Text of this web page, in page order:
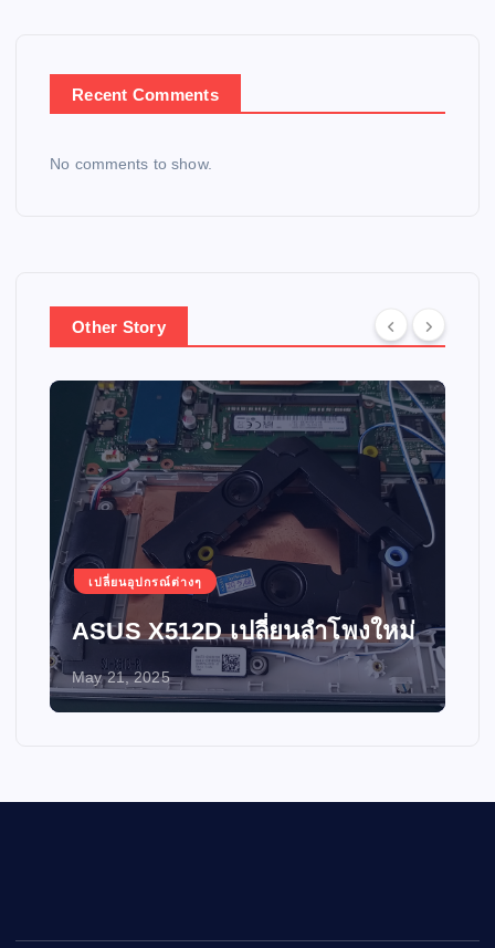
Recent Comments
No comments to show.
Other Story
เปลี่ยนอุปกรณ์ต่างๆ
ASUS X512D เปลี่ยนลำโพงใหม่
May 21, 2025